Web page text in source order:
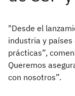
"Desde el
industria y
prácticas”,
Queremos
con nosotros”.